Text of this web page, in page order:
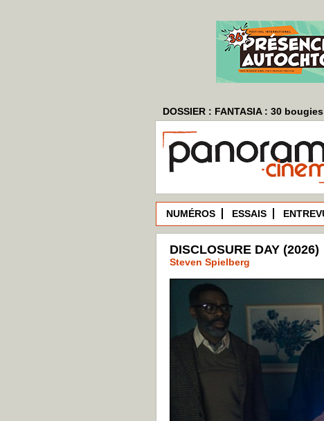
DOSSIER : FANTASIA : 30
NUMÉROS ESSAIS
DISCLOSURE DAY (2026)
Steven Spielberg